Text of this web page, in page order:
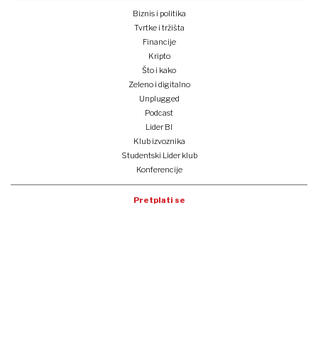
Biznis i politika
Tvrtke i tržišta
Financije
Kripto
Što i kako
Zeleno i digitalno
Unplugged
Podcast
Lider BI
Klub izvoznika
Studentski Lider klub
Konferencije
Pretplati se